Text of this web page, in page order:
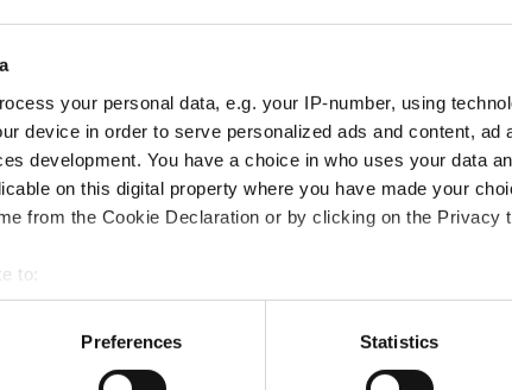
your personal data, e.g. your IP-number, using
device in order to serve personalized ads and content, ad
development. You have a choice in who uses your data
on this digital property where you have made your
from the Cookie Declaration or by clicking on the Privacy
to:
geographical location which can be accurate to within
scanning it for specific characteristics (fingerprinting)
personal data is processed and set your preferences in the
Preferences Statistics